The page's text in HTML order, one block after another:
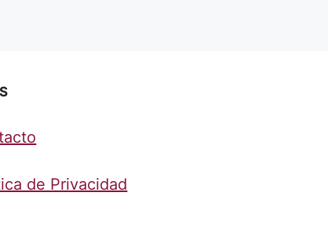
de Privacidad